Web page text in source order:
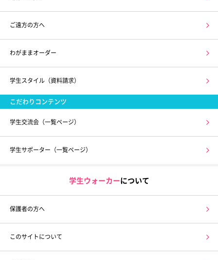
ご遠方の方へ
わがままオーダー
学生スタイル（資料請求）
こだわりコンテンツ
学生交流会（一覧ページ）
学生サポーター（一覧ページ）
学生ウォーカーについて
保護者の方へ
このサイトについて